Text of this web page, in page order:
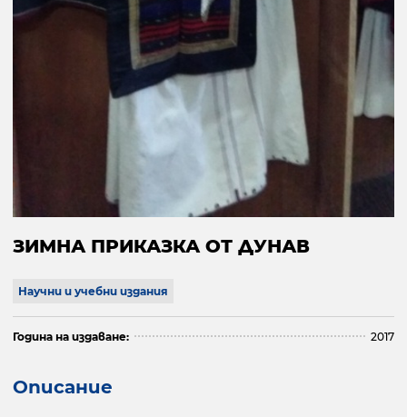
ЗИМНА ПРИКАЗКА ОТ ДУНАВ
Научни и учебни издания
Година на издаване: 2017
Описание